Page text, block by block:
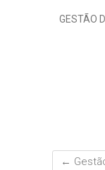
GESTÃO
←